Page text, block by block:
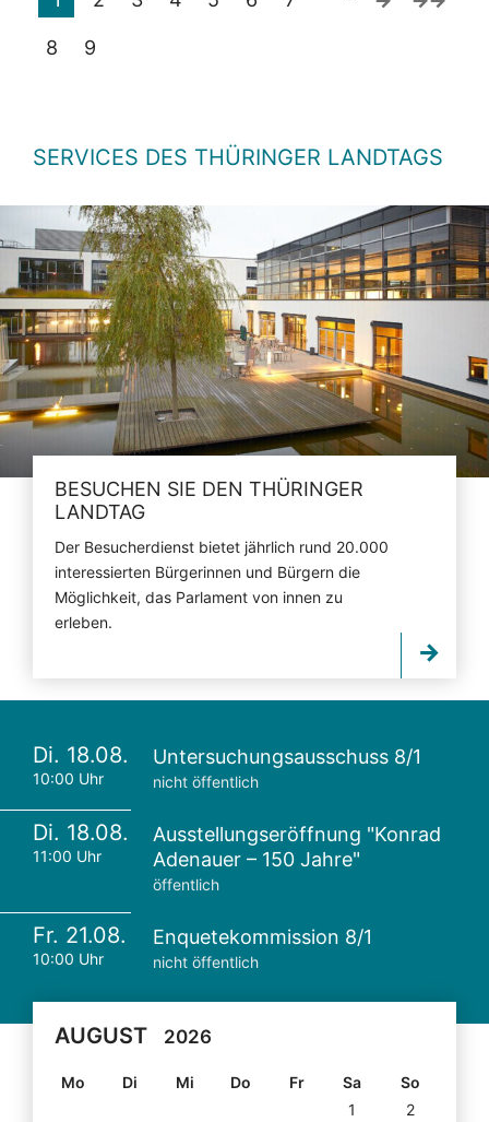
8 9
SERVICES DES THÜRINGER LANDTAGS
BESUCHEN SIE DEN THÜRINGER
LANDTAG
Der Besucherdienst bietet jährlich rund 20.000
interessierten Bürgerinnen und Bürgern die
Möglichkeit, das Parlament von innen zu
erleben.
Di. 18.08.
10:00 Uhr
Untersuchungsausschuss 8/1
nicht öffentlich
Di. 18.08.
11:00 Uhr
Ausstellungseröffnung "Konrad
Adenauer – 150 Jahre"
öffentlich
Fr. 21.08.
10:00 Uhr
Enquetekommission 8/1
nicht öffentlich
AUGUST 2026
Mo Di Mi Do Fr Sa
So
1
2